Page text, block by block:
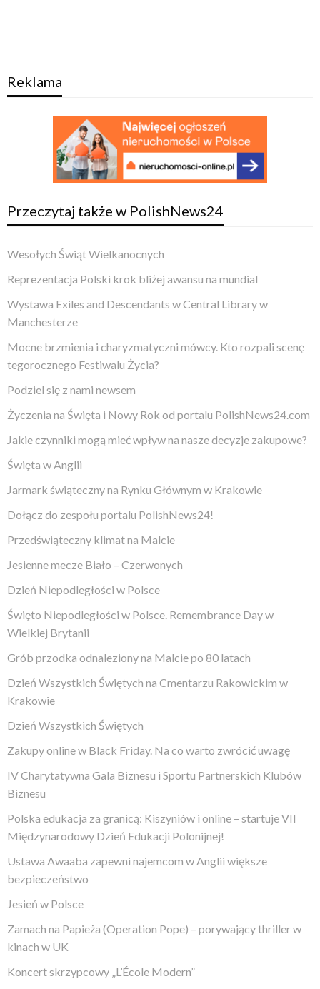
Reklama
Przeczytaj także w PolishNews24
Wesołych Świąt Wielkanocnych
Reprezentacja Polski krok bliżej awansu na mundial
Wystawa Exiles and Descendants w Central Library w
Manchesterze
Mocne brzmienia i charyzmatyczni mówcy. Kto rozpali scenę
tegorocznego Festiwalu Życia?
Podziel się z nami newsem
Życzenia na Święta i Nowy Rok od portalu PolishNews24.com
Jakie czynniki mogą mieć wpływ na nasze decyzje zakupowe?
Święta w Anglii
Jarmark świąteczny na Rynku Głównym w Krakowie
Dołącz do zespołu portalu PolishNews24!
Przedświąteczny klimat na Malcie
Jesienne mecze Biało – Czerwonych
Dzień Niepodległości w Polsce
Święto Niepodległości w Polsce. Remembrance Day w
Wielkiej Brytanii
Grób przodka odnaleziony na Malcie po 80 latach
Dzień Wszystkich Świętych na Cmentarzu Rakowickim w
Krakowie
Dzień Wszystkich Świętych
Zakupy online w Black Friday. Na co warto zwrócić uwagę
IV Charytatywna Gala Biznesu i Sportu Partnerskich Klubów
Biznesu
Polska edukacja za granicą: Kiszyniów i online – startuje VII
Międzynarodowy Dzień Edukacji Polonijnej!
Ustawa Awaaba zapewni najemcom w Anglii większe
bezpieczeństwo
Jesień w Polsce
Zamach na Papieża (Operation Pope) – porywający thriller w
kinach w UK
Koncert skrzypcowy „L’École Modern”